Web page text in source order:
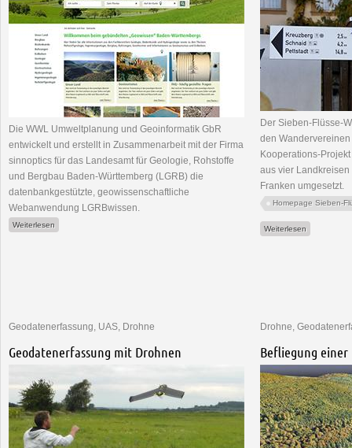
Die WWL Umweltplanung und Geoinformatik GbR
entwickelt und erstellt in Zusammenarbeit mit der Firma
sinnoptics für das Landesamt für Geologie, Rohstoffe
und Bergbau Baden-Württemberg (LGRB) die
datenbankgestützte, geowissenschaftliche
Webanwendung LGRBwissen.
Weiterlesen über Geowissenschaftliche Webanwendung LGRBwissen
Der Sieben-Flüsse-
den
Kooperations-
aus vier
Franken umgesetzt.
Homepage Sieben-
Weiterlesen
Geodatenerfassung, UAS, Drohne
Geodatenerfassung mit Drohnen
Drohne,
Befliegung einer